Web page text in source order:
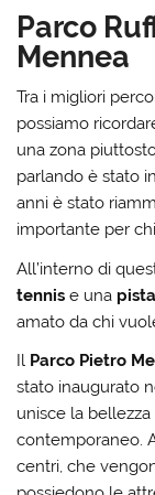
Parco
Mennea
Tra i migliori
possiamo
una zona
parlando è stato
anni è stato
importante per
All’interno di
tennis e una
amato da chi
Il Parco Pietro
stato inaugurato
unisce la
contemporaneo.
centri, che